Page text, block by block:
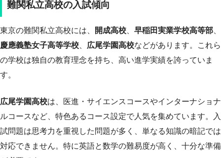
難関私立高校の入試傾向
東京の難関私立高校には、 開成高校 早稲田実業学校高等部
慶應義塾女子高等学校
広尾学園高校などがあります。これら
の学校は独自の教育理念を持ち、高い進学実績を誇っていま
す。
広尾学園高校は、医進・サイエンスコースやインターナショナ
ルコースなど、特色あるコース設定で人気を集めています。入
試問題は思考力を重視した問題が多く、単なる知識の暗記では
対応できません。特に英語と数学の難易度が高く、十分な準備